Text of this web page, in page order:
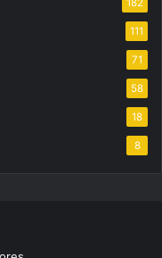
111
71
58
18
8